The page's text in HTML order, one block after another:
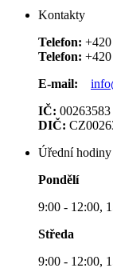
Kontakty
Telefon:
Telefon: +420
E-mail:
IČ: 00263583
DIČ:
Úřední hodiny
Pondělí
9:00 - 12:00,
Středa
9:00 - 12:00,